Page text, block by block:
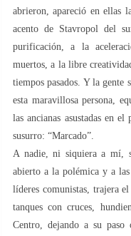
abrieron, apareció en ellas
acento de Stavropol del
purificación, a la
muertos, a la libre
tiempos pasados. Y la gente
esta maravillosa persona,
las ancianas asustadas en
susurro: “Marcado”.
A nadie, ni siquiera a mí,
abierto a la polémica y a
líderes comunistas, trajera
tanques con cruces,
Centro, dejando a su paso